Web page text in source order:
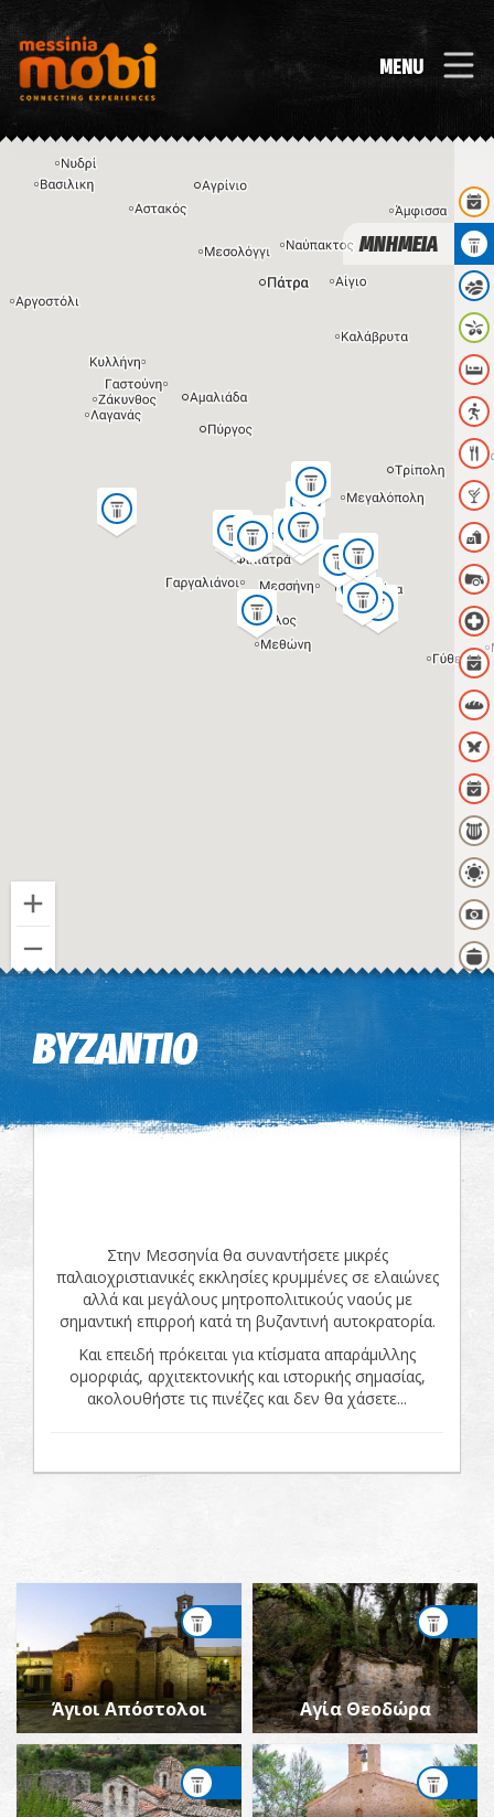
MENU
Η εικόνα ενδέχεται να υπόκειται σε πνευματικά δικαιώματα Όροι
ΜΝΗΜΕΙΑ
ΒΥΖΑΝΤΙΟ
Στην Μεσσηνία θα συναντήσετε μικρές
παλαιοχριστιανικές εκκλησίες κρυμμένες σε ελαιώνες
αλλά και μεγάλους μητροπολιτικούς ναούς με
σημαντική επιρροή κατά τη βυζαντινή αυτοκρατορία.
Και επειδή πρόκειται για κτίσματα απαράμιλλης
ομορφιάς, αρχιτεκτονικής και ιστορικής σημασίας,
ακολουθήστε τις πινέζες και δεν θα χάσετε...
Άγιοι Απόστολοι Αγία Θεοδώρα